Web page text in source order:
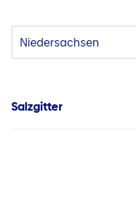
Salzgitter